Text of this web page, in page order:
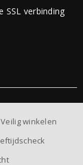
SSL verbinding
Veilig winkelen